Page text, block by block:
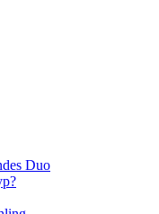
Duo